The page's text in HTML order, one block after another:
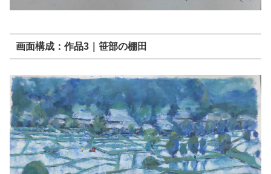
画面構成：作品3｜笹部の棚田